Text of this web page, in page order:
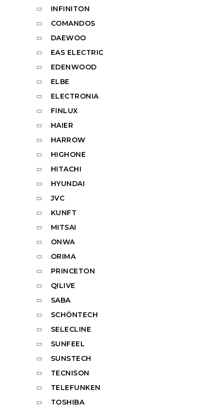
INFINITON
COMANDOS
DAEWOO
EAS ELECTRIC
EDENWOOD
ELBE
ELECTRONIA
FINLUX
HAIER
HARROW
HIGHONE
HITACHI
HYUNDAI
JVC
KUNFT
MITSAI
ONWA
ORIMA
PRINCETON
QILIVE
SABA
SCHÖNTECH
SELECLINE
SUNFEEL
SUNSTECH
TECNISON
TELEFUNKEN
TOSHIBA